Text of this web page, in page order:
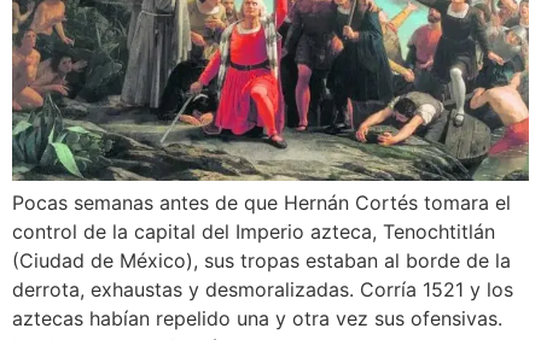
Pocas semanas antes de que Hernán Cortés tomara el
control de la capital del Imperio azteca, Tenochtitlán
(Ciudad de México), sus tropas estaban al borde de la
derrota, exhaustas y desmoralizadas. Corría 1521 y los
aztecas habían repelido una y otra vez sus ofensivas.